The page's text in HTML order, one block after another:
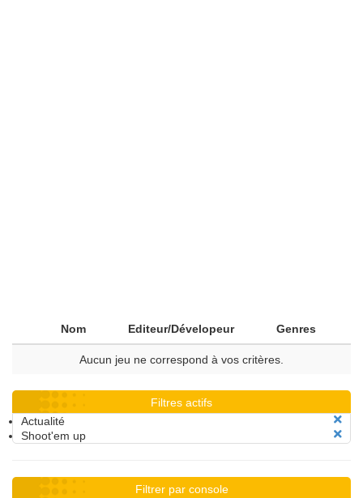
Nom Editeur/Dévelopeur Genres
Aucun jeu ne correspond à vos critères.
Filtres actifs
Actualité
Shoot'em up
Filtrer par console